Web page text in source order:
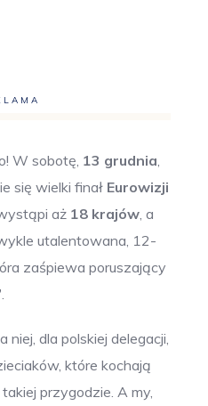
W sobotę, 13 grudnia
się wielki finał Eurowizji
aż 18 krajów , a
utalentowana, 12-
zaśpiewa poruszający
dla polskiej delegacji,
które kochają
przygodzie. A my,